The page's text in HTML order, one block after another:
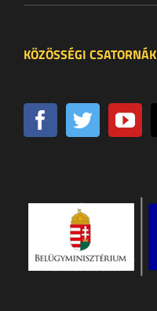
KÖZÖSSÉGI CSATORNÁK